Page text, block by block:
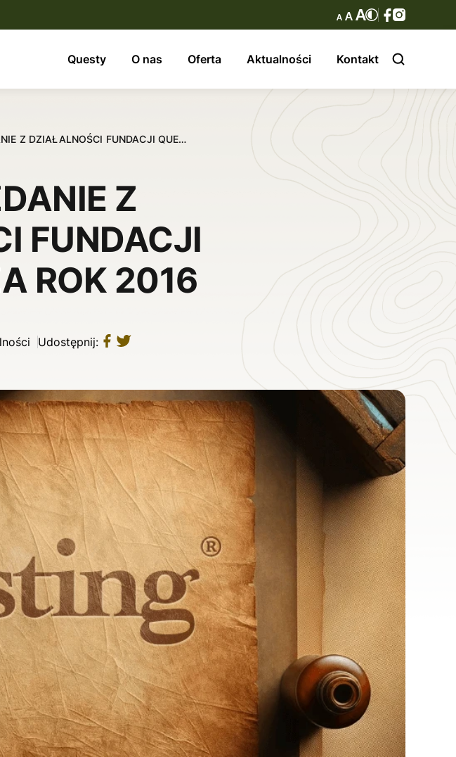
Questy O nas Oferta Aktualności Kontakt
Z DZIAŁALNOŚCI FUNDACJI QUE…
Z
FUNDACJI
ROK 2016
Udostępnij: